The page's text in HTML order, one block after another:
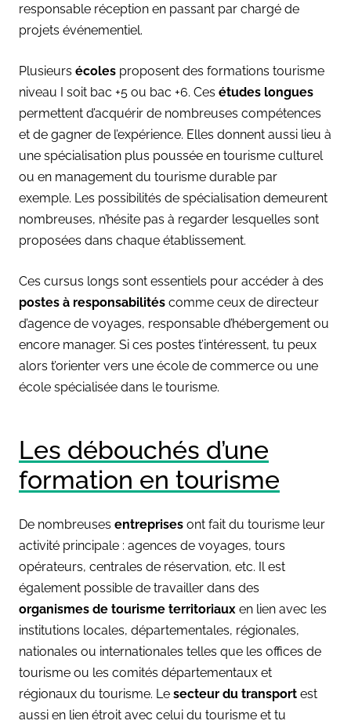
responsable réception en passant par chargé de
projets événementiel.
Plusieurs écoles proposent des formations tourisme
niveau I soit bac +5 ou bac +6. Ces études longues
permettent d’acquérir de nombreuses compétences
et de gagner de l’expérience. Elles donnent aussi lieu à
une spécialisation plus poussée en tourisme culturel
ou en management du tourisme durable par
exemple. Les possibilités de spécialisation demeurent
nombreuses, n’hésite pas à regarder lesquelles sont
proposées dans chaque établissement.
Ces cursus longs sont essentiels pour accéder à des
postes à responsabilités comme ceux de directeur
d’agence de voyages, responsable d’hébergement ou
encore manager. Si ces postes t’intéressent, tu peux
alors t’orienter vers une école de commerce ou une
école spécialisée dans le tourisme.
Les débouchés d’une
formation en tourisme
De nombreuses entreprises ont fait du tourisme leur
activité principale : agences de voyages, tours
opérateurs, centrales de réservation, etc. Il est
également possible de travailler dans des
organismes de tourisme territoriaux en lien avec les
institutions locales, départementales, régionales,
nationales ou internationales telles que les offices de
tourisme ou les comités départementaux et
régionaux du tourisme. Le secteur du transport est
aussi en lien étroit avec celui du tourisme et tu